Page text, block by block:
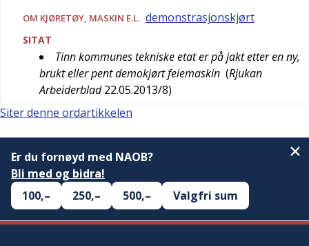
OM KJØRETØY, MASKIN E.L. demonstrasjonskjørt
SITAT
Tinn kommunes tekniske etat er på jakt etter en ny,
brukt eller pent demokjørt feiemaskin (Rjukan
Arbeiderblad 22.05.2013/8)
Siter denne ordartikkelen
Er du fornøyd med NAOB?
Bli med og bidra!
100,–
250,– 500,– Valgfri sum